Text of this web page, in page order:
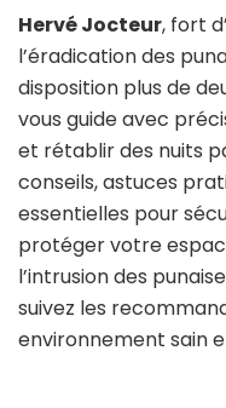
Hervé Jocteur, fort
l’éradication des
disposition plus de
vous guide avec
et rétablir des nuits
conseils, astuces
essentielles pour
protéger votre
l’intrusion des
suivez les
environnement sain